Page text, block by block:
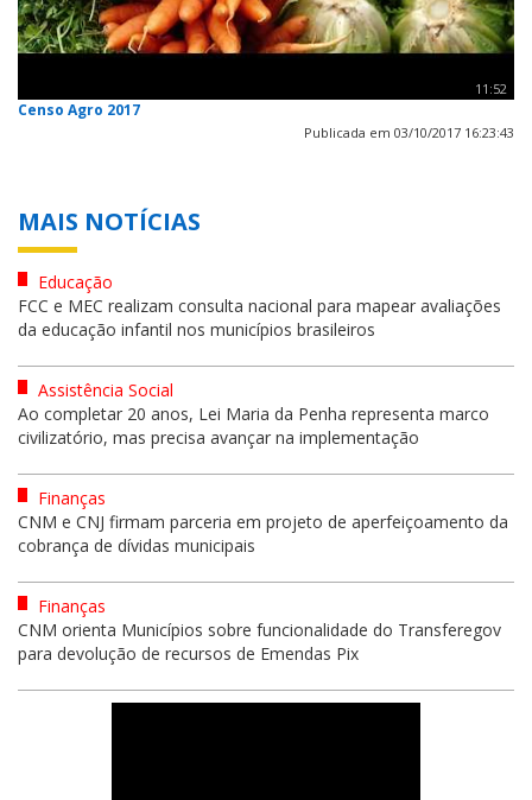
11:52
Censo Agro 2017
Publicada em 03/10/2017 16:23:43
MAIS NOTÍCIAS
Educação
FCC e MEC realizam consulta nacional para mapear avaliações
da educação infantil nos municípios brasileiros
Assistência Social
Ao completar 20 anos, Lei Maria da Penha representa marco
civilizatório, mas precisa avançar na implementação
Finanças
CNM e CNJ firmam parceria em projeto de aperfeiçoamento da
cobrança de dívidas municipais
Finanças
CNM orienta Municípios sobre funcionalidade do Transferegov
para devolução de recursos de Emendas Pix